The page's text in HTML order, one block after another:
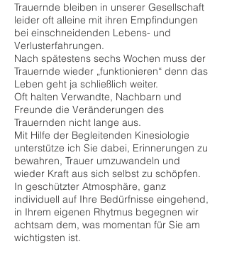
Trauernde bleiben in unserer Gesellschaft
leider oft alleine mit ihren Empfindungen
bei einschneidenden Lebens- und
Verlusterfahrungen.
Nach spätestens sechs Wochen muss der
Trauernde wieder „funktionieren“ denn das
Leben geht ja schließlich weiter.
Oft halten Verwandte, Nachbarn und
Freunde die Veränderungen des
Trauernden nicht lange aus.
Mit Hilfe der Begleitenden Kinesiologie
unterstütze ich Sie dabei, Erinnerungen zu
bewahren, Trauer umzuwandeln und
wieder Kraft aus sich selbst zu schöpfen.
In geschützter Atmosphäre, ganz
individuell auf Ihre Bedürfnisse eingehend,
in Ihrem eigenen Rhytmus begegnen wir
achtsam dem, was momentan für Sie am
wichtigsten ist.